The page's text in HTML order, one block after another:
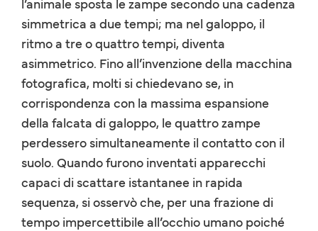
simmetrica a due tempi; ma nel galoppo, il
ritmo a tre o quattro tempi, diventa
asimmetrico. Fino all’invenzione della macchina
fotografica, molti si chiedevano se, in
corrispondenza con la massima espansione
della falcata di galoppo, le quattro zampe
perdessero simultaneamente il contatto con il
suolo. Quando furono inventati apparecchi
capaci di scattare istantanee in rapida
sequenza, si osservò che, per una frazione di
tempo impercettibile all’occhio umano poiché